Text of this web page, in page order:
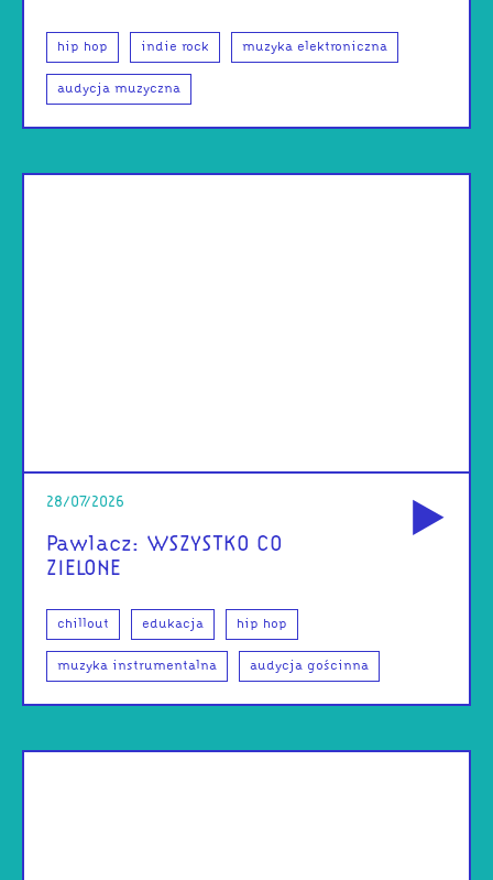
hip hop indie rock muzyka elektroniczna
audycja muzyczna
28/07/2026
Pawlacz: WSZYSTKO CO
ZIELONE
chillout edukacja hip hop
muzyka instrumentalna audycja gościnna